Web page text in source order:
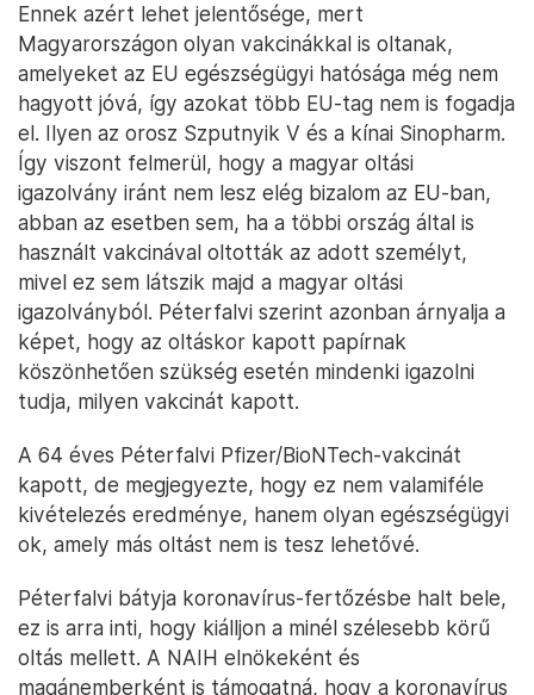
Ennek azért lehet jelentősége, mert
Magyarországon olyan vakcinákkal is oltanak,
amelyeket az EU egészségügyi hatósága még nem
hagyott jóvá, így azokat több EU-tag nem is fogadja
el. Ilyen az orosz Szputnyik V és a kínai Sinopharm.
Így viszont felmerül, hogy a magyar oltási
igazolvány iránt nem lesz elég bizalom az EU-ban,
abban az esetben sem, ha a többi ország által is
használt vakcinával oltották az adott személyt,
mivel ez sem látszik majd a magyar oltási
igazolványból. Péterfalvi szerint azonban árnyalja a
képet, hogy az oltáskor kapott papírnak
köszönhetően szükség esetén mindenki igazolni
tudja, milyen vakcinát kapott.
A 64 éves Péterfalvi Pfizer/BioNTech-vakcinát
kapott, de megjegyezte, hogy ez nem valamiféle
kivételezés eredménye, hanem olyan egészségügyi
ok, amely más oltást nem is tesz lehetővé.
Péterfalvi bátyja koronavírus-fertőzésbe halt bele,
ez is arra inti, hogy kiálljon a minél szélesebb körű
oltás mellett. A NAIH elnökeként és
magánemberként is támogatná, hogy a koronavírus